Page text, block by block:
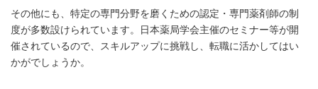
その他にも、特定の専門分野を磨くための認定・専門薬剤師の制
度が多数設けられています。日本薬局学会主催のセミナー等が開
催されているので、スキルアップに挑戦し、転職に活かしてはい
かがでしょうか。